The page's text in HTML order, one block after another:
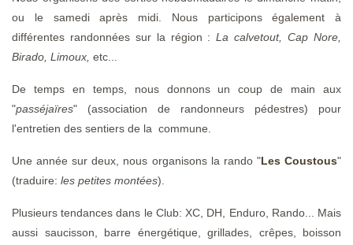
ou le samedi après midi. Nous participons également à
différentes randonnées sur la région :La calvetout, Cap Nore,
Birado, Limoux, etc...
De temps en temps, nous donnons un coup de main aux
"passéjaïres" (association de randonneurs pédestres) pour
l'entretien des sentiers de la commune.
Une année sur deux, nous organisons la rando "Les Coustous"
(traduire: les petites montées).
Plusieurs tendances dans le Club: XC, DH, Enduro, Rando... Mais
aussi saucisson, barre énergétique, grillades, crêpes, boisson